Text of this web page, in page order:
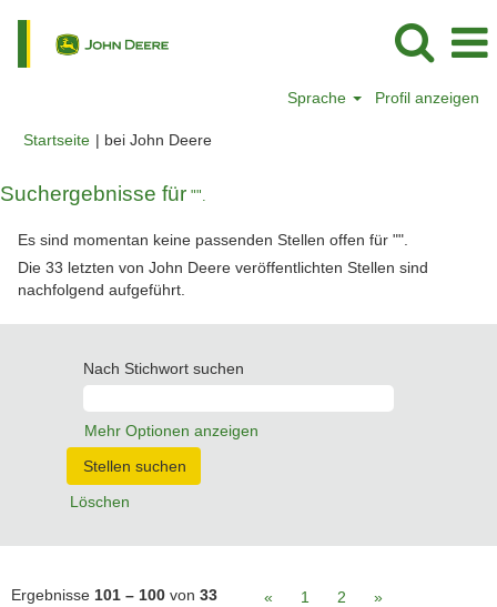
Sprache Profil anzeigen
Startseite | bei John Deere(aktuelle
Suchergebnisse für "".
Es sind momentan keine passenden Stellen offen für "".
Die 33 letzten von John Deere veröffentlichten Stellen sind
nachfolgend aufgeführt.
Nach Stichwort suchen
Mehr Optionen anzeigen
Löschen
Ergebnisse 101 – 100 von 33 « 1 2 »